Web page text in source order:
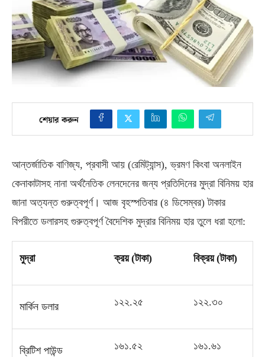
শেয়ার করুন
আন্তর্জাতিক বাণিজ্য, প্রবাসী আয় (রেমিট্যান্স),ভ্রমণ কিংবা অনলাইন
কেনাকাটাসহ নানা অর্থনৈতিক লেনদেনের জন্য প্রতিদিনের মুদ্রা বিনিময় হার
জানা অত্যন্ত গুরুত্বপূর্ণ। আজ বৃহস্পতিবার (৪ ডিসেম্বর)টাকার
বিপরীতে ডলারসহ গুরুত্বপূর্ণ বৈদেশিক মুদ্রার বিনিময় হার তুলে ধরা হলো:
মুদ্রা ক্রয় (টাকা) বিক্রয় (টাকা)
মার্কিন ডলার ১২২.২৫ ১২২.৩০
ব্রিটিশ পাউন্ড ১৬১.৫২ ১৬১.৬১